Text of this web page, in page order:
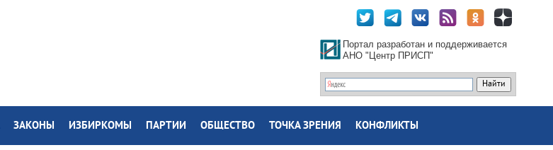
Портал разработан и поддерживается
АНО "Центр ПРИСП"
ЗАКОНЫ ИЗБИРКОМЫ ПАРТИИ ОБЩЕСТВО ТОЧКА ЗРЕНИЯ КОНФЛИКТЫ